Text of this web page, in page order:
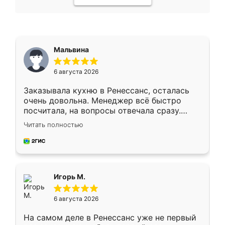
Мальвина
6 августа 2026
Заказывала кухню в Ренессанс, осталась
очень довольна. Менеджер всё быстро
посчитала, на вопросы отвечала сразу.
Замерщик приехал в субботу, подошёл к
делу со всей ответственностью. Собрали
за день, ребята работали аккуратно, даже
Читать полностью
Игорь М.
6 августа 2026
На самом деле в Ренессанс уже не первый